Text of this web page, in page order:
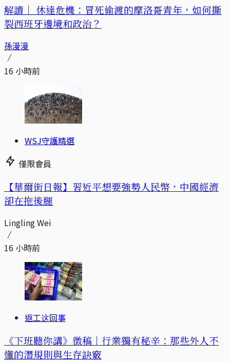
解讀｜ 休達危機：冒死偷渡的摩洛哥青年，如何撕
裂西班牙邊境和政治？
孫漫漫
16 小時前
WSJ守護精選
僅限會員
【華爾街日報】習近平想要強勢人民幣，中國經濟
卻在拖後腿
Lingling Wei
16 小時前
返工这回事
《下班聽你講》徵稿｜行業獨有秘辛：那些外人不
懂的潛規則與生存訣竅